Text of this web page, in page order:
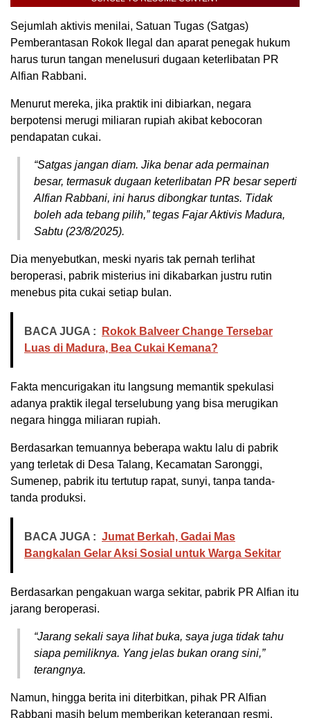
Sejumlah aktivis menilai, Satuan Tugas (Satgas)
Pemberantasan Rokok Ilegal dan aparat penegak hukum
harus turun tangan menelusuri dugaan keterlibatan PR
Alfian Rabbani.
Menurut mereka, jika praktik ini dibiarkan, negara
berpotensi merugi miliaran rupiah akibat kebocoran
pendapatan cukai.
“Satgas jangan diam. Jika benar ada permainan
besar, termasuk dugaan keterlibatan PR besar seperti
Alfian Rabbani, ini harus dibongkar tuntas. Tidak
boleh ada tebang pilih,” tegas Fajar Aktivis Madura,
Sabtu (23/8/2025).
Dia menyebutkan, meski nyaris tak pernah terlihat
beroperasi, pabrik misterius ini dikabarkan justru rutin
menebus pita cukai setiap bulan.
BACA JUGA :
Rokok Balveer Change Tersebar
Luas di Madura, Bea Cukai Kemana?
Fakta mencurigakan itu langsung memantik spekulasi
adanya praktik ilegal terselubung yang bisa merugikan
negara hingga miliaran rupiah.
Berdasarkan temuannya beberapa waktu lalu di pabrik
yang terletak di Desa Talang, Kecamatan Saronggi,
Sumenep, pabrik itu tertutup rapat, sunyi, tanpa tanda-
tanda produksi.
BACA JUGA : Jumat Berkah, Gadai Mas
Bangkalan Gelar Aksi Sosial untuk Warga Sekitar
Berdasarkan pengakuan warga sekitar, pabrik PR Alfian itu
jarang beroperasi.
“Jarang sekali saya lihat buka, saya juga tidak tahu
siapa pemiliknya. Yang jelas bukan orang sini,”
terangnya.
Namun, hingga berita ini diterbitkan, pihak PR Alfian
Rabbani masih belum memberikan keterangan resmi.